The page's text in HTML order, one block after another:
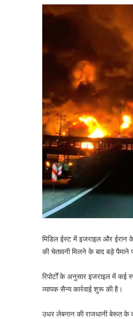
मिडिल ईस्ट में इजराइल और ईरान
की चेतावनी मिलने के बाद बड़े
रिपोर्टों के अनुसार इजराइल में
व्यापक सैन्य कार्रवाई शुरू की है।
उधर लेबनान की राजधानी बेरूत के